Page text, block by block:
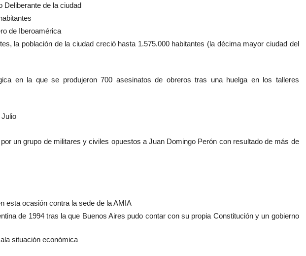
de la ciudad
de Iberoamérica
la población de la ciudad creció hasta 1.575.000 habitantes (la décima mayor ciudad del
en la que se produjeron 700 asesinatos de obreros tras una huelga en los talleres
un grupo de militares y civiles opuestos a Juan Domingo Perón con resultado de más de
esta ocasión contra la sede de la AMIA
de 1994 tras la que Buenos Aires pudo contar con su propia Constitución y un gobierno
situación económica